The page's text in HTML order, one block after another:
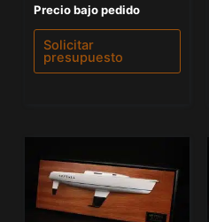
Valorado
con
0
de
Precio bajo pedido
Solicitar
presupuesto